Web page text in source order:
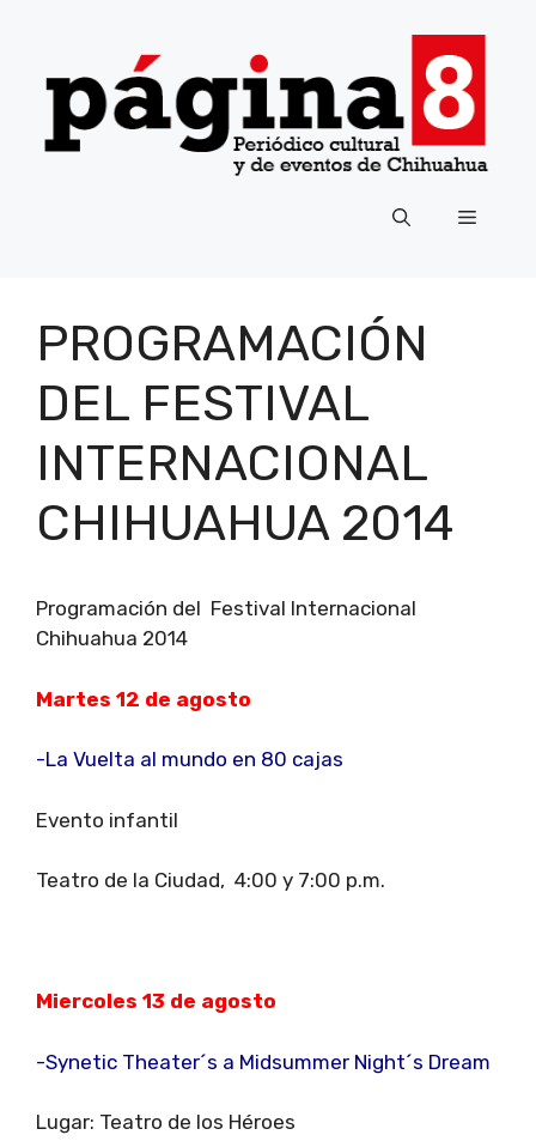
contenido
Menú
PROGRAMACIÓN
DEL FESTIVAL
INTERNACIONAL
CHIHUAHUA 2014
Programación del Festival Internacional
Chihuahua 2014
Martes 12 de agosto
-La Vuelta al mundo en 80 cajas
Evento infantil
Teatro de la Ciudad, 4:00 y 7:00 p.m.
Miercoles 13 de agosto
-Synetic Theater´s a Midsummer Night´s Dream
Lugar: Teatro de los Héroes